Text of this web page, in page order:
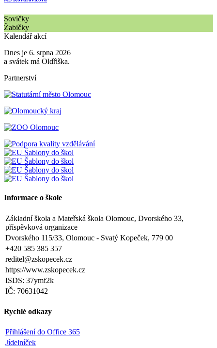
Sovičky
Žabičky
Kalendář akcí
Dnes je 6. srpna 2026
a svátek má Oldřiška.
Partnerství
Informace o škole
Základní škola a Mateřská škola Olomouc, Dvorského 33,
příspěvková organizace
Dvorského 115/33, Olomouc - Svatý Kopeček, 779 00
+420 585 385 357
reditel@zskopecek.cz
https://www.zskopecek.cz
ISDS: 37ymf2k
IČ: 70631042
Rychlé odkazy
Přihlášení do Office 365
Jídelníček